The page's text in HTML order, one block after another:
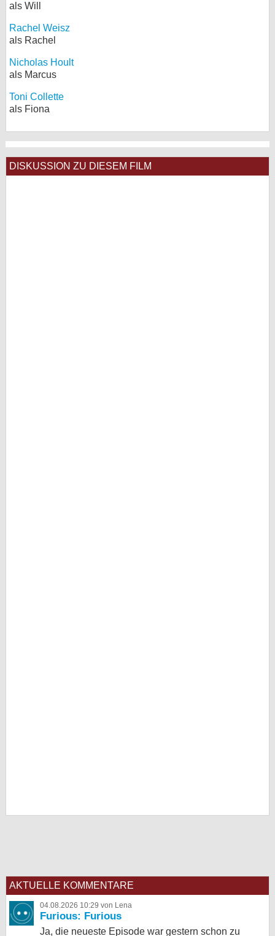
als Will
Rachel Weisz
als Rachel
Nicholas Hoult
als Marcus
Toni Collette
als Fiona
DISKUSSION ZU DIESEM FILM
AKTUELLE KOMMENTARE
04.08.2026 10:29 von Lena
Furious: Furious
Ja, die neueste Episode war gestern schon zu